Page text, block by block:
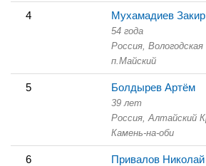
4 Мухамадиев Закир
54 года
Россия,
п.Майский
5 Болдырев Артём
39 лет
Россия, Алтайский
Камень-на-оби
6 Привалов Николай